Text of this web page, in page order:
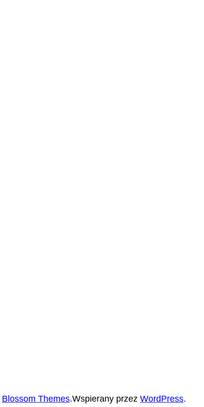
Blossom Themes.Wspierany przez WordPress.